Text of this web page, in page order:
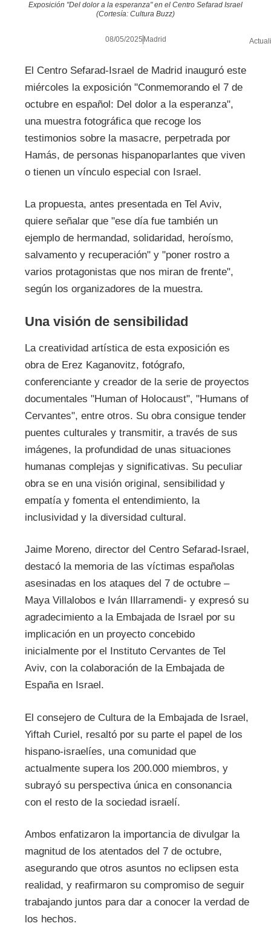
Exposición "Del dolor a la esperanza" en el Centro Sefarad Israel
(Cortesía: Cultura Buzz)
08/05/2025 Madrid
El Centro Sefarad-Israel de Madrid inauguró este
miércoles la exposición "Conmemorando el 7 de
octubre en español: Del dolor a la esperanza",
una muestra fotográfica que recoge los
testimonios sobre la masacre, perpetrada por
Hamás, de personas hispanoparlantes que viven
o tienen un vínculo especial con Israel.
La propuesta, antes presentada en Tel Aviv,
quiere señalar que "ese día fue también un
ejemplo de hermandad, solidaridad, heroísmo,
salvamento y recuperación" y "poner rostro a
varios protagonistas que nos miran de frente",
según los organizadores de la muestra.
Una visión de sensibilidad
La creatividad artística de esta exposición es
obra de Erez Kaganovitz, fotógrafo,
conferenciante y creador de la serie de proyectos
documentales "Human of Holocaust", "Humans of
Cervantes", entre otros. Su obra consigue tender
puentes culturales y transmitir, a través de sus
imágenes, la profundidad de unas situaciones
humanas complejas y significativas. Su peculiar
obra se en una visión original, sensibilidad y
empatía y fomenta el entendimiento, la
inclusividad y la diversidad cultural.
Jaime Moreno, director del Centro Sefarad-Israel,
destacó la memoria de las víctimas españolas
asesinadas en los ataques del 7 de octubre –
Maya Villalobos e Iván Illarramendi- y expresó su
agradecimiento a la Embajada de Israel por su
implicación en un proyecto concebido
inicialmente por el Instituto Cervantes de Tel
Aviv, con la colaboración de la Embajada de
España en Israel.
El consejero de Cultura de la Embajada de Israel,
Yiftah Curiel, resaltó por su parte el papel de los
hispano-israelíes, una comunidad que
actualmente supera los 200.000 miembros, y
subrayó su perspectiva única en consonancia
con el resto de la sociedad israelí.
Ambos enfatizaron la importancia de divulgar la
magnitud de los atentados del 7 de octubre,
asegurando que otros asuntos no eclipsen esta
realidad, y reafirmaron su compromiso de seguir
trabajando juntos para dar a conocer la verdad de
los hechos.